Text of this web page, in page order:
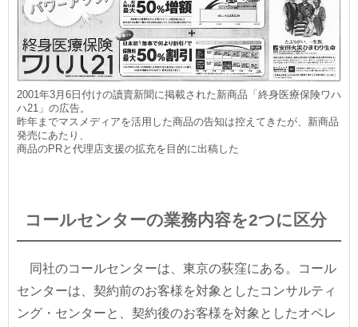
2001年3月6日付けの讀賣新聞に掲載された新商品「終身医療保険ワハ
ハ21」の広告。
昨年までマスメディアを活用した商品の告知は控えてきたが、新商品
発売にあたり、
商品のPRと代理店支援の拡充を目的に出稿した
コールセンターの業務内容を2つに区分
同社のコールセンターは、東京の荻窪にある。コール
センターは、契約前のお客様を対象としたコンサルティ
ング・センターと、契約後のお客様を対象としたオペレ